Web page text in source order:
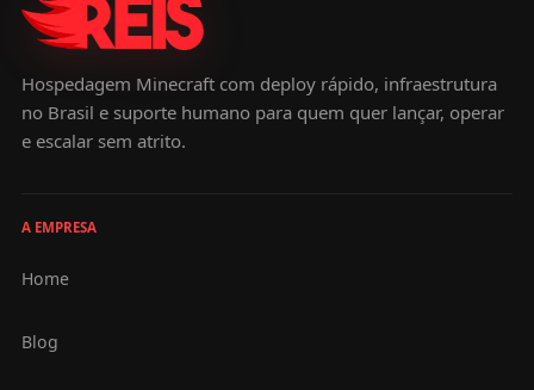
Hospedagem Minecraft com deploy rápido, infraestrutura
no Brasil e suporte humano para quem quer lançar, operar
e escalar sem atrito.
A EMPRESA
Home
Blog